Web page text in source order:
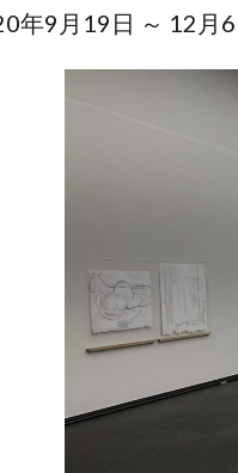
年9月19日 ～ 12月